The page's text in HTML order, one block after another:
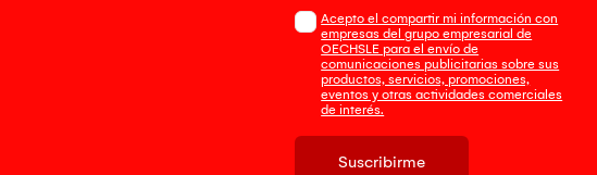
Acepto el compartir mi información con
empresas del grupo empresarial de
OECHSLE para el envío de
comunicaciones publicitarias sobre sus
productos, servicios, promociones,
eventos y otras actividades comerciales
de interés.
Suscribirme